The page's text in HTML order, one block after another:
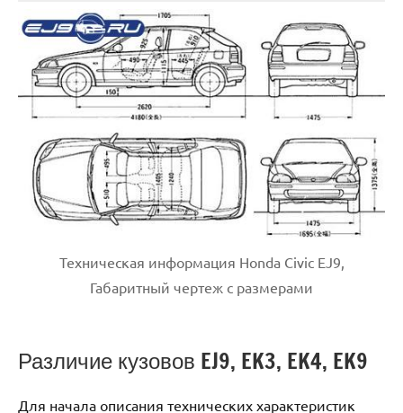
комментариев
Техническая информация Honda Civic EJ9,
Габаритный чертеж с размерами
Различие кузовов EJ9, EK3, EK4, EK9
Для начала описания технических характеристик